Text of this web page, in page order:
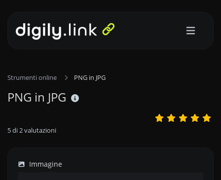
Strumenti online PNG in JPG
PNG in JPG
5di2valutazioni
Immagine